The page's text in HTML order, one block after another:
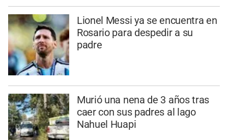
Lionel Messi ya se encuentra en
Rosario para despedir a su
padre
Murió una nena de 3 años tras
caer con sus padres al lago
Nahuel Huapi